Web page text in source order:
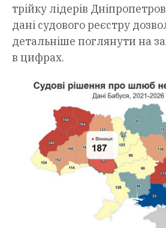
трійку лідерів
дані судового реєстру
детальніше поглянути на
в цифрах.